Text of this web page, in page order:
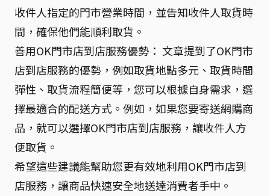
收件人指定的門市營業時間，並告知收件人取貨時
間，確保他們能順利取貨。
善用OK門市店到店服務優勢： 文章提到了OK門市
店到店服務的優勢，例如取貨地點多元、取貨時間
彈性、取貨流程簡便等，您可以根據自身需求，選
擇最適合的配送方式。例如，如果您要寄送網購商
品，就可以選擇OK門市店到店服務，讓收件人方
便取貨。
希望這些建議能幫助您更有效地利用OK門市店到
店服務，讓商品快速安全地送達消費者手中。